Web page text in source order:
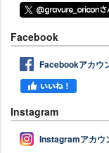
Facebook
Facebookアカウ
Instagram
Instagramアカウ